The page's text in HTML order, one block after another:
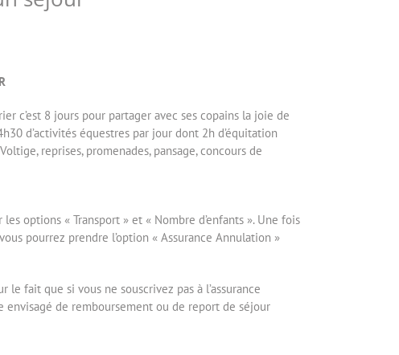
c’est 8 jours pour partager avec ses copains la joie de
d’activités équestres par jour dont 2h d’équitation
reprises, promenades, pansage, concours de
options « Transport » et « Nombre d’enfants ». Une fois
pourrez prendre l’option « Assurance Annulation »
le fait que si vous ne souscrivez pas à l’assurance
envisagé de remboursement ou de report de séjour